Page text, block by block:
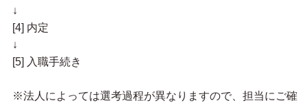
↓
[4] 内定
↓
[5] 入職手続き
※法人によっては選考過程が異なりますので、担当にご確